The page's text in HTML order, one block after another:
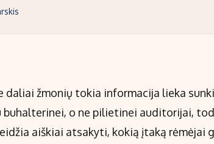
daliai žmonių tokia informacija lieka
buhalterinei, o ne pilietinei auditorijai,
aiškiai atsakyti, kokią įtaką